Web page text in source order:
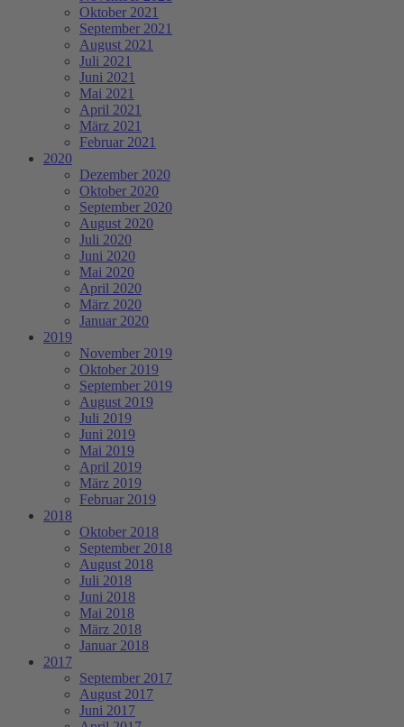
Oktober 2021
September 2021
August 2021
Juli 2021
Juni 2021
Mai 2021
April 2021
März 2021
Februar 2021
2020
Dezember 2020
Oktober 2020
September 2020
August 2020
Juli 2020
Juni 2020
Mai 2020
April 2020
März 2020
Januar 2020
2019
November 2019
Oktober 2019
September 2019
August 2019
Juli 2019
Juni 2019
Mai 2019
April 2019
März 2019
Februar 2019
2018
Oktober 2018
September 2018
August 2018
Juli 2018
Juni 2018
Mai 2018
März 2018
Januar 2018
2017
September 2017
August 2017
Juni 2017